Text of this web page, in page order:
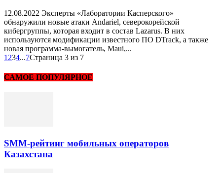
12.08.2022 Эксперты «Лаборатории Касперского»
обнаружили новые атаки Andariel, северокорейской
кибергруппы, которая входит в состав Lazarus. В них
используются модификации известного ПО DTrack, а также
новая программа-вымогатель, Maui,...
1 234...7Страница 3 из 7
САМОЕ ПОПУЛЯРНОЕ
SMM-рейтинг мобильных операторов
Казахстана